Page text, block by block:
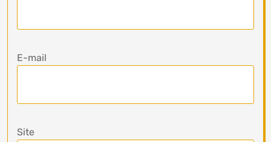
E-mail
Site